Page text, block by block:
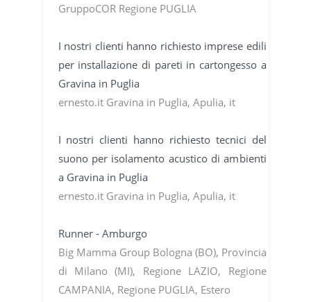
GruppoCOR Regione PUGLIA
I nostri clienti hanno richiesto imprese edili
per installazione di pareti in cartongesso a
Gravina in Puglia
ernesto.it Gravina in Puglia, Apulia, it
I nostri clienti hanno richiesto tecnici del
suono per isolamento acustico di ambienti
a Gravina in Puglia
ernesto.it Gravina in Puglia, Apulia, it
Runner - Amburgo
Big Mamma Group Bologna (BO), Provincia
di Milano (MI), Regione LAZIO, Regione
CAMPANIA, Regione PUGLIA, Estero